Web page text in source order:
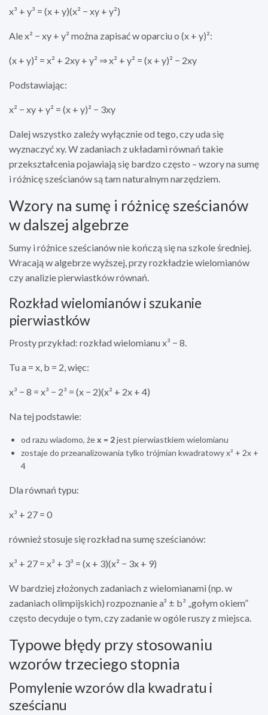
x³ + y³ = (x + y)(x² − xy + y²)
Ale x² − xy + y² można zapisać w oparciu o (x + y)²:
(x + y)² = x² + 2xy + y² ⇒ x² + y² = (x + y)² − 2xy
Podstawiając:
x² − xy + y² = (x + y)² − 3xy
Dalej wszystko zależy wyłącznie od tego, czy uda się
wyznaczyć xy. W zadaniach z układami równań takie
przekształcenia pojawiają się bardzo często – wzory na sumę
i różnicę sześcianów są tam naturalnym narzędziem.
Wzory na sumę i różnicę sześcianów
w dalszej algebrze
Sumy i różnice sześcianów nie kończą się na szkole średniej.
Wracają w algebrze wyższej, przy rozkładzie wielomianów
czy analizie pierwiastków równań.
Rozkład wielomianów i szukanie
pierwiastków
Prosty przykład: rozkład wielomianu x³ − 8.
Tu a = x, b = 2, więc:
x³ − 8 = x³ − 2³ = (x − 2)(x² + 2x + 4)
Na tej podstawie:
od razu wiadomo, żex = 2jest pierwiastkiem wielomianu
zostaje do przeanalizowania tylko trójmian kwadratowy x² + 2x +
4
Dla równań typu:
x³ + 27 = 0
również stosuje się rozkład na sumę sześcianów:
x³ + 27 = x³ + 3³ = (x + 3)(x² − 3x + 9)
W bardziej złożonych zadaniach z wielomianami (np. w
zadaniach olimpijskich) rozpoznanie a³ ± b³ „gołym okiem”
często decyduje o tym, czy zadanie w ogóle ruszy z miejsca.
Typowe błędy przy stosowaniu
wzorów trzeciego stopnia
Pomylenie wzorów dla kwadratu i
sześcianu